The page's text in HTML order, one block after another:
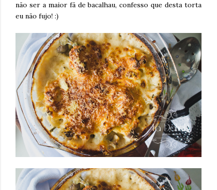
não ser a maior fã de bacalhau, confesso que desta torta
eu não fujo! :)